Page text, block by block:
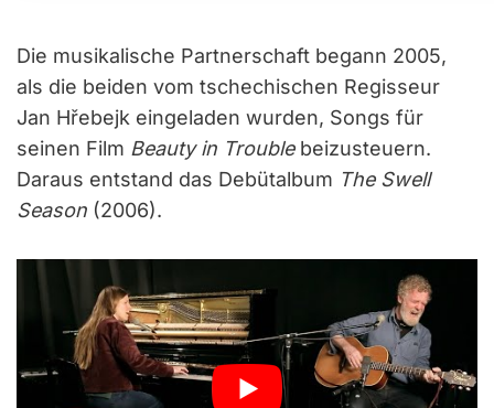
Die musikalische Partnerschaft begann 2005,
als die beiden vom tschechischen Regisseur
Jan Hřebejk eingeladen wurden, Songs für
seinen Film Beauty in Troublebeizusteuern.
Daraus entstand das Debütalbum The Swell
Season (2006).